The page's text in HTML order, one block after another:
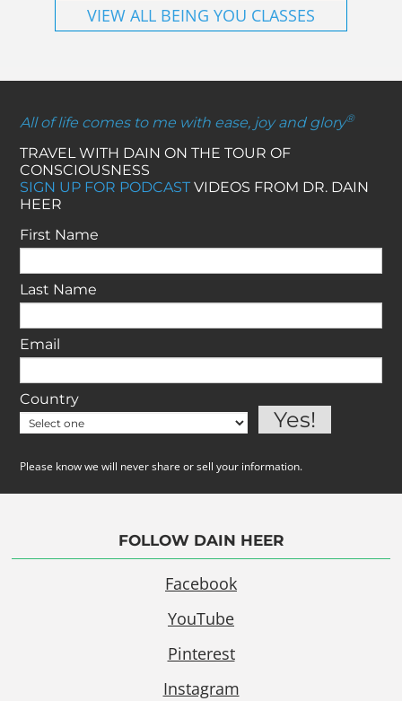
VIEW ALL BEING YOU CLASSES
All of life comes to me with ease, joy and glory®
TRAVEL WITH DAIN ON THE TOUR OF
CONSCIOUSNESS
SIGN UP FOR PODCASTVIDEOS FROM DR. DAIN
HEER
First Name
Last Name
Email
Country
Please know we will never share or sell your information.
FOLLOW DAIN HEER
Facebook
YouTube
Pinterest
Instagram